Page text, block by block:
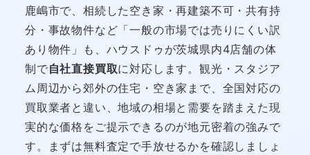
鹿嶋市で、相続した空き家・再建築不可・共有持
分・事故物件など「一般の市場では売りにくい訳
あり物件」も、ハウスドゥが茨城県内4店舗の体
制で自社直接買取に対応します。観光・スタジア
ム周辺から郊外の住宅・空き家まで、全国対応の
買取業者と違い、地域の相場と需要を踏まえた現
実的な価格をご提示できるのが地元密着の強みで
す。まずは無料査定で手放せるかを確認しましょ